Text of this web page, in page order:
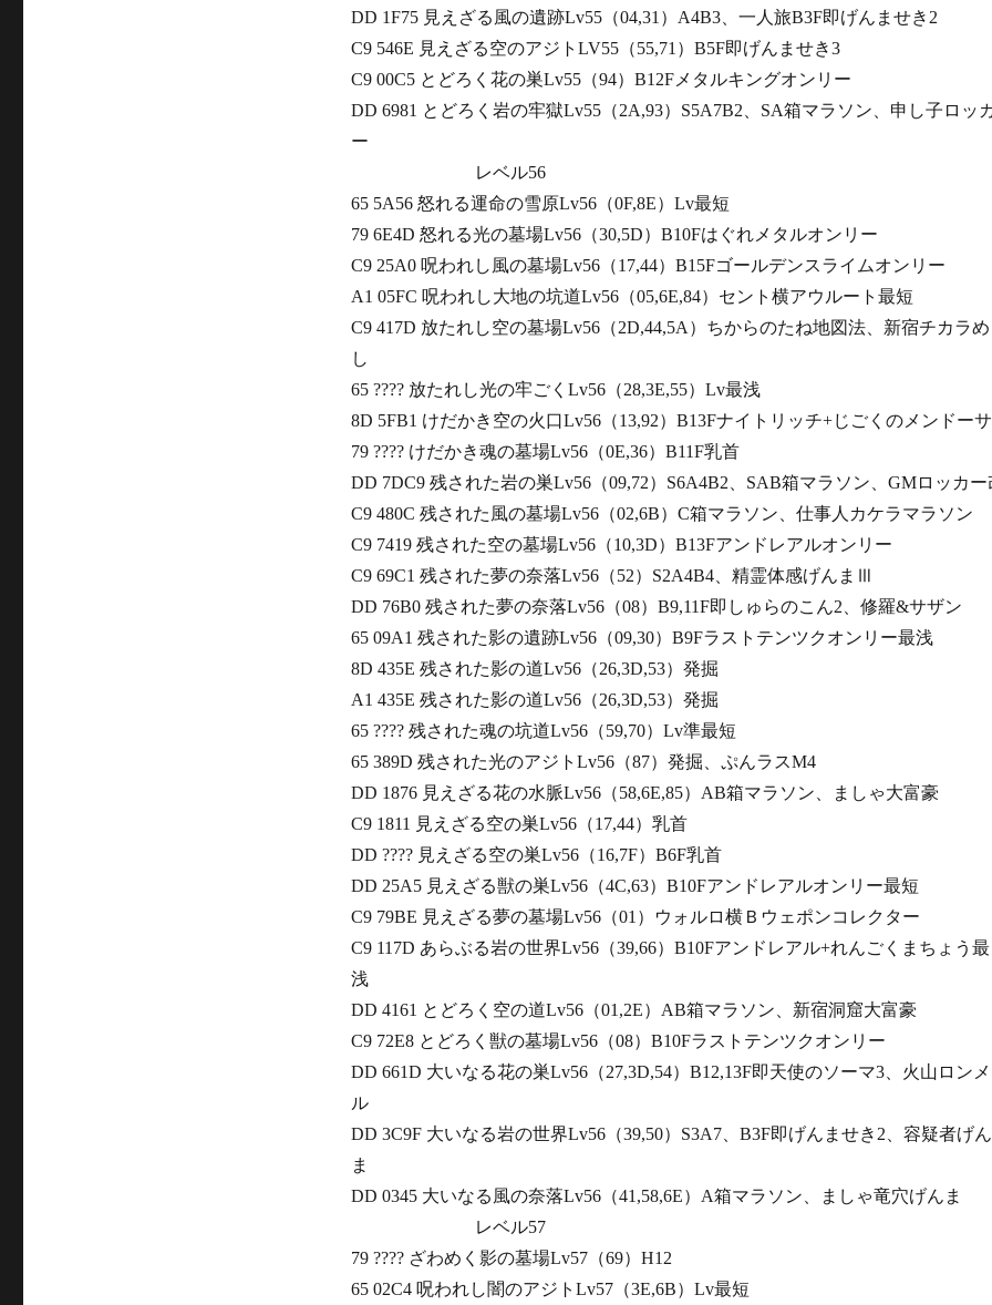
DD 1F75 見えざる風の遺跡Lv55（04,31）A4B3、一人旅B3F即げんませき2
C9 546E 見えざる空のアジトLV55（55,71）B5F即げんませき3
C9 00C5 とどろく花の巣Lv55（94）B12Fメタルキングオンリー
DD 6981 とどろく岩の牢獄Lv55（2A,93）S5A7B2、SA箱マラソン、申し子ロッ
ー
レベル56
65 5A56 怒れる運命の雪原Lv56（0F,8E）Lv最短
79 6E4D 怒れる光の墓場Lv56（30,5D）B10Fはぐれメタルオンリー
C9 25A0 呪われし風の墓場Lv56（17,44）B15Fゴールデンスライムオンリー
A1 05FC 呪われし大地の坑道Lv56（05,6E,84）セント横アウルート最短
C9 417D 放たれし空の墓場Lv56（2D,44,5A）ちからのたね地図法、新宿チカラめ
し
65 ???? 放たれし光の牢ごくLv56（28,3E,55）Lv最浅
8D 5FB1 けだかき空の火口Lv56（13,92）B13Fナイトリッチ+じごくのメンドーサ
79 ???? けだかき魂の墓場Lv56（0E,36）B11F乳首
DD 7DC9 残された岩の巣Lv56（09,72）S6A4B2、SAB箱マラソン、GMロッカー
C9 480C 残された風の墓場Lv56（02,6B）C箱マラソン、仕事人カケラマラソン
C9 7419 残された空の墓場Lv56（10,3D）B13Fアンドレアルオンリー
C9 69C1 残された夢の奈落Lv56（52）S2A4B4、精霊体感げんまⅢ
DD 76B0 残された夢の奈落Lv56（08）B9,11F即しゅらのこん2、修羅&サザン
65 09A1 残された影の遺跡Lv56（09,30）B9Fラストテンツクオンリー最浅
8D 435E 残された影の道Lv56（26,3D,53）発掘
A1 435E 残された影の道Lv56（26,3D,53）発掘
65 ???? 残された魂の坑道Lv56（59,70）Lv準最短
65 389D 残された光のアジトLv56（87）発掘、ぷんラスM4
DD 1876 見えざる花の水脈Lv56（58,6E,85）AB箱マラソン、ましゃ大富豪
C9 1811 見えざる空の巣Lv56（17,44）乳首
DD ???? 見えざる空の巣Lv56（16,7F）B6F乳首
DD 25A5 見えざる獣の巣Lv56（4C,63）B10Fアンドレアルオンリー最短
C9 79BE 見えざる夢の墓場Lv56（01）ウォルロ横Ｂウェポンコレクター
C9 117D あらぶる岩の世界Lv56（39,66）B10Fアンドレアル+れんごくまちょう最
浅
DD 4161 とどろく空の道Lv56（01,2E）AB箱マラソン、新宿洞窟大富豪
C9 72E8 とどろく獣の墓場Lv56（08）B10Fラストテンツクオンリー
DD 661D 大いなる花の巣Lv56（27,3D,54）B12,13F即天使のソーマ3、火山ロンメ
ル
DD 3C9F 大いなる岩の世界Lv56（39,50）S3A7、B3F即げんませき2、容疑者げん
ま
DD 0345 大いなる風の奈落Lv56（41,58,6E）A箱マラソン、ましゃ竜穴げんま
レベル57
79 ???? ざわめく影の墓場Lv57（69）H12
65 02C4 呪われし闇のアジトLv57（3E,6B）Lv最短